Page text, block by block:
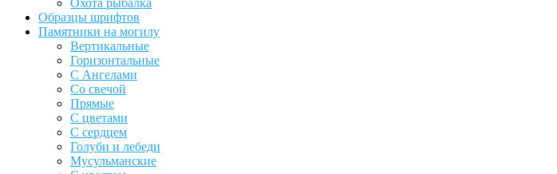
Образцы шрифтов
Памятники на могилу
Вертикальные
Горизонтальные
С Ангелами
Со свечой
Прямые
С цветами
С сердцем
Голуби и лебеди
Мусульманские